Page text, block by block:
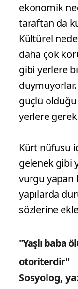
ekonomik
taraftan da
Kültürel
daha çok
gibi yerlere
duymuyorlar.
güçlü
yerlere
Kürt nüfusu
gelenek gibi
vurgu yapan
yapılarda
sözlerine
"Yaşlı baba
otoriterdir"
Sosyolog,